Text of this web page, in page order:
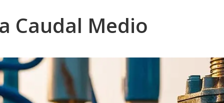
Caudal Medio